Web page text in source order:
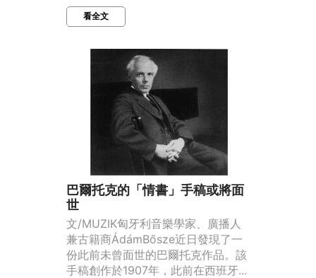
看全文
巴爾托克的「情書」手稿或將面
世
文/MUZIK匈牙利音樂學家、廣播人
兼古籍商ÁdámBősze近日發現了一
份此前未曾面世的巴爾托克作品。該
手稿創作於1907年，此前在西班牙...